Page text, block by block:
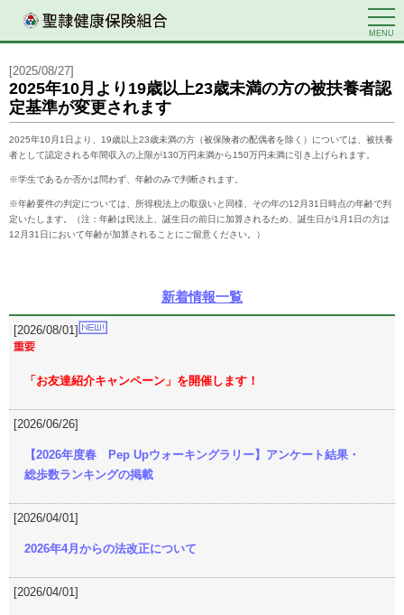
MENU
[2025/08/27]
2025年10月より19歳以上23歳未満の方の被扶養者認
定基準が変更されます
2025年10月1日より、19歳以上23歳未満の方（被保険者の配偶者を除く）については、被扶養
者として認定される年間収入の上限が130万円未満から150万円未満に引き上げられます。
※学生であるか否かは問わず、年齢のみで判断されます。
※年齢要件の判定については、所得税法上の取扱いと同様、その年の12月31日時点の年齢で判
定いたします。（注：年齢は民法上、誕生日の前日に加算されるため、誕生日が1月1日の方は
12月31日において年齢が加算されることにご留意ください。）
新着情報一覧
[2026/08/01]
「お友達紹介キャンペーン」を開催します！
[2026/06/26]
【2026年度春 Pep Upウォーキングラリー】アンケート結果・
総歩数ランキングの掲載
[2026/04/01]
2026年4月からの法改正について
[2026/04/01]